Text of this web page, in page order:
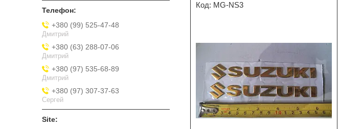
MG-NS3
+380 (99) 525-47-48
Дмитрий
+380 (63) 288-07-06
Дмитрий
+380 (97) 535-68-89
Дмитрий
+380 (97) 307-37-63
Сергей